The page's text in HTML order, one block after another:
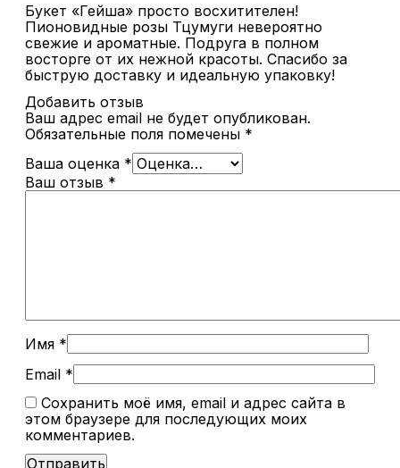
Букет «Гейша» просто восхитителен!
Пионовидные розы Тцумуги невероятно
свежие и ароматные. Подруга в полном
восторге от их нежной красоты. Спасибо за
быструю доставку и идеальную упаковку!
Добавить отзыв
Ваш адрес email не будет опубликован.
Обязательные поля помечены *
Ваша оценка *
Ваш отзыв *
Имя *
Email *
Сохранить моё имя, email и адрес сайта в
этом браузере для последующих моих
комментариев.